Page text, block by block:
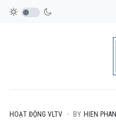
HOẠT ĐỘNG VLTV BY HIEN PHAN